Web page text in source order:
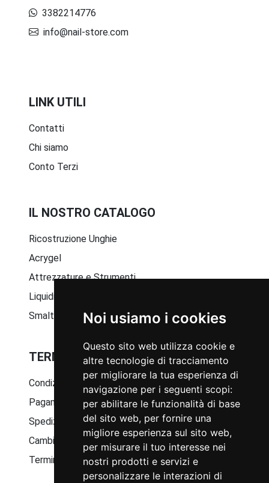
Noi usiamo i cookies
Questo sito web utilizza cookie e
altre tecnologie di tracciamento
per migliorare la tua esperienza di
navigazione per i seguenti scopi:
per abilitare le funzionalità di base
del sito web, per fornire una
migliore esperienza sul sito web,
per misurare il tuo interesse nei
nostri prodotti e servizi e
personalizzare le interazioni di
3382214776
info@nail-store.com
LINK UTILI
Contatti
Chi siamo
Conto Terzi
IL NOSTRO CATALOGO
Ricostruzione Unghie
Acrygel
Attrezzature e Strumenti
Liquidi e Solventi
Smalto Semipermanente
TERMINI E CONDIZIONI GENERALI
Condizioni generali di vendita
Pagamenti disponibili
Spedizione ed imballaggio
Cambio e restituzione merci
Termini della privacy